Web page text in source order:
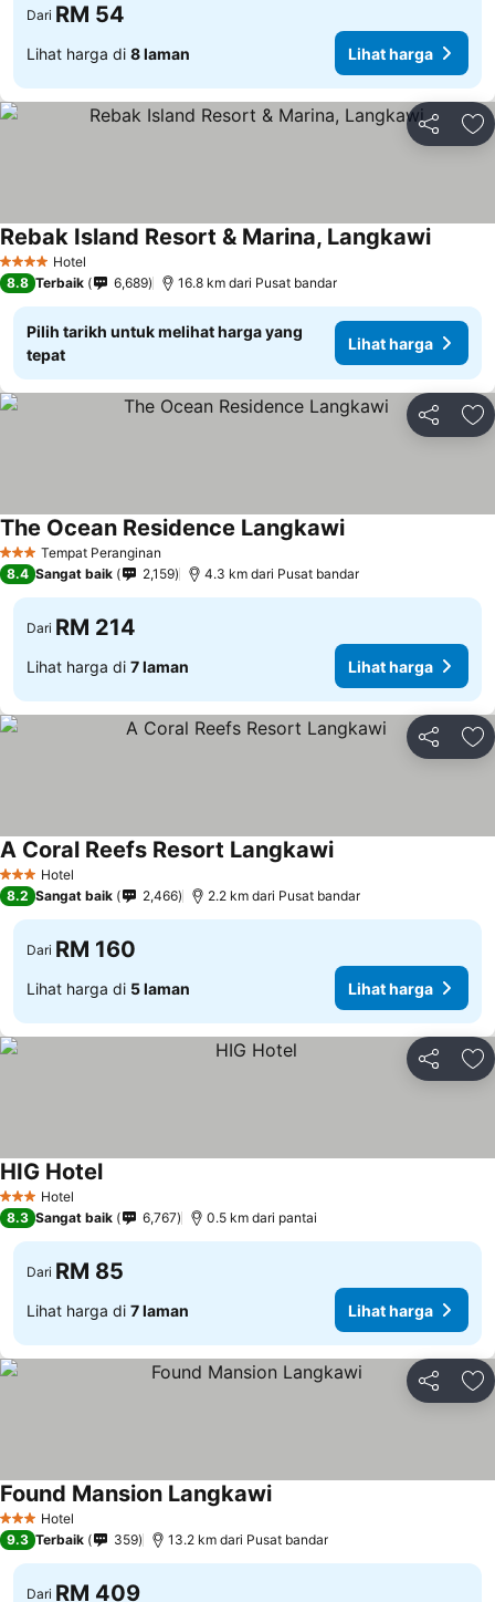
Dari RM 54
Lihat harga di 8 laman Lihat harga
Kongsi
4 BintangHotel
Rebak Island Resort & Marina, Langkawi
8.8 Terbaik 6,689 16.8 km dari Pusat bandar
Pilih tarikh untuk melihat harga yang
tepat
Lihat harga
Kongsi
3 BintangTempat Peranginan
The Ocean Residence Langkawi
8.4 Sangat baik 2,159 4.3 km dari Pusat bandar
Dari RM 214
Lihat harga di 7 laman Lihat harga
Kongsi
3 BintangHotel
A Coral Reefs Resort Langkawi
8.2 Sangat baik 2,466 2.2 km dari Pusat bandar
Dari RM 160
Lihat harga di 5 laman Lihat harga
Kongsi
3 BintangHotel
HIG Hotel
8.3 Sangat baik 6,767 0.5 km dari pantai
Dari RM 85
Lihat harga di 7 laman Lihat harga
Kongsi
3 BintangHotel
Found Mansion Langkawi
9.3 Terbaik 359 13.2 km dari Pusat bandar
Dari RM 409